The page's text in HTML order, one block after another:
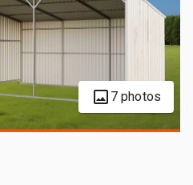
7 photos